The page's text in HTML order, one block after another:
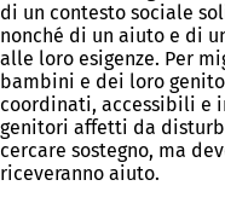
di un contesto sociale
nonché di un aiuto e di
alle loro esigenze. Per
bambini e dei loro
coordinati, accessibili e
genitori affetti da
cercare sostegno, ma
riceveranno aiuto.